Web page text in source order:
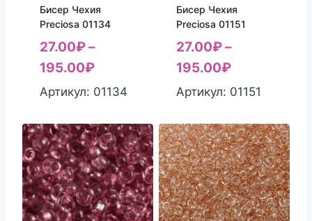
Бисер Чехия
Preciosa 01134
27.00₽–
195.00₽
Артикул: 01134
Бисер Чехия
Preciosa 01151
27.00₽–
195.00₽
Артикул: 01151